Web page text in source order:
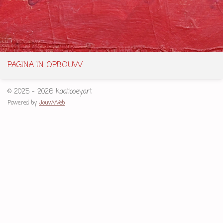
PAGINA IN OPBOUW
© 2025 - 2026 kaatboey.art
Powered by JouwWeb